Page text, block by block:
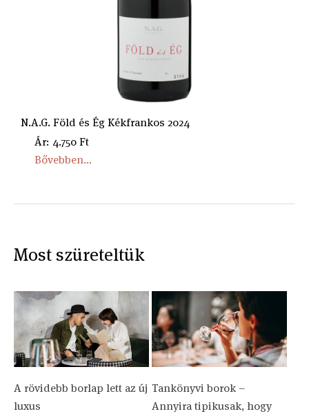
N.A.G. Föld és Ég Kékfrankos 2024
Ár: 4.750 Ft
Bővebben...
Most szüreteltük
A rövidebb borlap lett az új
luxus
Tankönyvi borok –
Annyira tipikusak, hogy